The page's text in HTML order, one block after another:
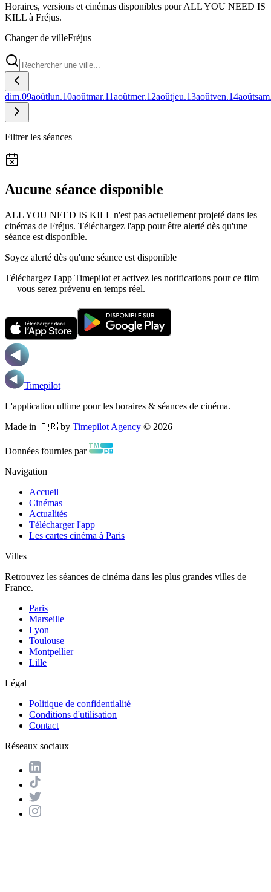
Horaires, versions et cinémas disponibles pour ALL YOU NEED IS
KILL à Fréjus.
Changer de villeFréjus
dim.09aoûtlun.10aoûtmar.11aoûtmer.12aoûtjeu.13aoûtven.14août
Filtrer les séances
Aucune séance disponible
ALL YOU NEED IS KILL n'est pas actuellement projeté dans les
cinémas de Fréjus. Téléchargez l'app pour être alerté dès qu'une
séance est disponible.
Soyez alerté dès qu'une séance est disponible
Téléchargez l'app Timepilot et activez les notifications pour ce film
— vous serez prévenu en temps réel.
Timepilot
L'application ultime pour les horaires & séances de cinéma.
Made in 🇫🇷 by Timepilot Agency © 2026
Données fournies par
Navigation
Accueil
Cinémas
Actualités
Télécharger l'app
Les cartes cinéma à Paris
Villes
Retrouvez les séances de cinéma dans les plus grandes villes de
France.
Paris
Marseille
Lyon
Toulouse
Montpellier
Lille
Légal
Politique de confidentialité
Conditions d'utilisation
Contact
Réseaux sociaux